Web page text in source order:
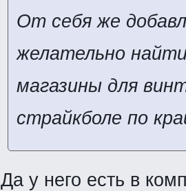
От себя же
желательно
магазины для
страйкболе по
Да у него есть в